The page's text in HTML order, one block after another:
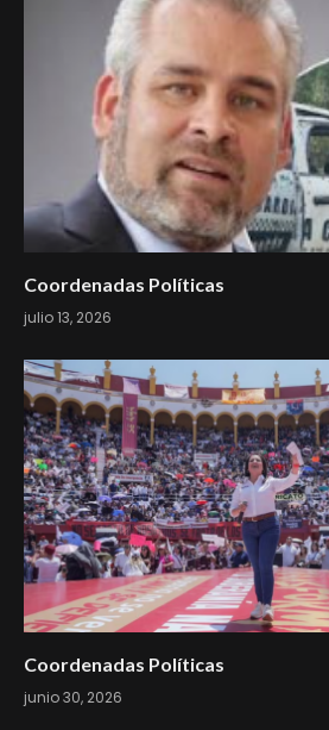
Coordenadas Políticas
julio 13, 2026
Coordenadas Políticas
junio 30, 2026